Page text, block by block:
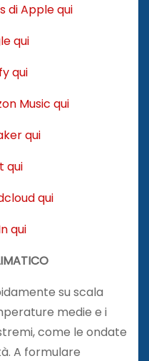
di Apple qui
qui
qui
Music qui
qui
qui
qui
qui
su scala
medie e i
come le ondate
A formulare